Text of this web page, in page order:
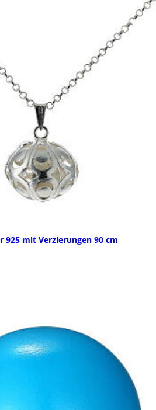
925 mit Verzierungen 90 cm